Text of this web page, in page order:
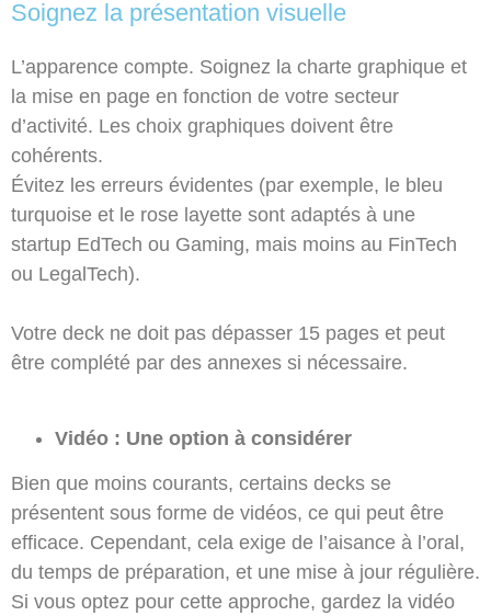
Soignez la présentation visuelle
L’apparence compte. Soignez la charte graphique et
la mise en page en fonction de votre secteur
d’activité. Les choix graphiques doivent être
cohérents.
Évitez les erreurs évidentes (par exemple, le bleu
turquoise et le rose layette sont adaptés à une
startup EdTech ou Gaming, mais moins au FinTech
ou LegalTech).
Votre deck ne doit pas dépasser 15 pages et peut
être complété par des annexes si nécessaire.
Vidéo : Une option à considérer
Bien que moins courants, certains decks se
présentent sous forme de vidéos, ce qui peut être
efficace. Cependant, cela exige de l’aisance à l’oral,
du temps de préparation, et une mise à jour régulière.
Si vous optez pour cette approche, gardez la vidéo